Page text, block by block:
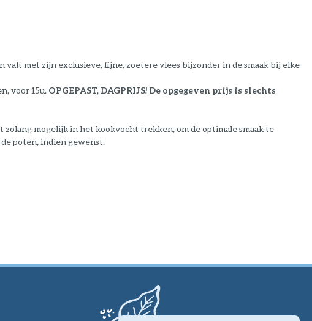
met zijn exclusieve, fijne, zoetere vlees bijzonder in de smaak bij elke
voor 15u. OPGEPAST, DAGPRIJS! De opgegeven prijs is slechts
mogelijk in het kookvocht trekken, om de optimale smaak te
poten, indien gewenst.